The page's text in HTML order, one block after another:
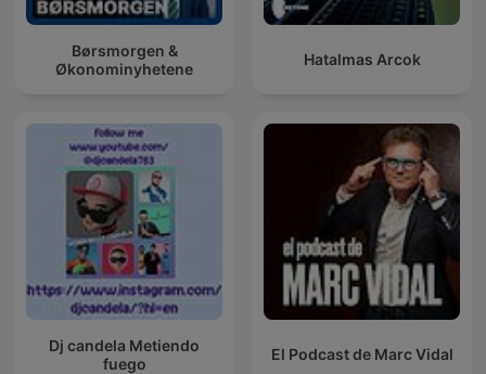
Børsmorgen &
Økonominyhetene
Hatalmas Arcok
Dj candela Metiendo
fuego
El Podcast de Marc Vidal